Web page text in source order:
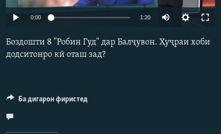
ГУЗОРИШҲОИ РАДИОӢ
Русский
ПАЙГИРӢ КУНЕД
720p
0:00 1:20
Боздошти 8 "Робин Гуд" дар Балҷувон. Ҳуҷраи хоби
додситонро кӣ оташ зад?
Ба дигарон фиристед